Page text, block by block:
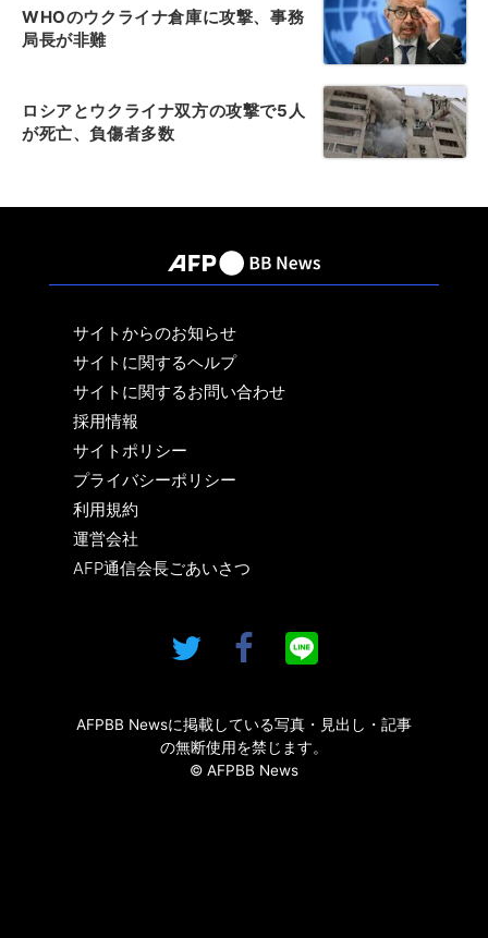
WHOのウクライナ倉庫に攻撃、事務
局長が非難
ロシアとウクライナ双方の攻撃で5人
が死亡、負傷者多数
サイトからのお知らせ
サイトに関するヘルプ
サイトに関するお問い合わせ
採用情報
サイトポリシー
プライバシーポリシー
利用規約
運営会社
AFP通信会長ごあいさつ
AFPBB Newsに掲載している写真・見出し・記事
の無断使用を禁じます。
© AFPBB News